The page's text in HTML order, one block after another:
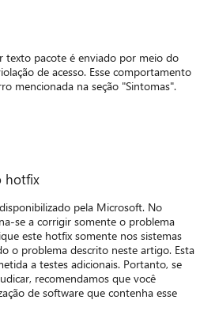
texto pacote é enviado por meio do
de acesso. Esse comportamento
mencionada na seção "Sintomas".
hotfix
pela Microsoft. No
se a corrigir somente o problema
este hotfix somente nos sistemas
o problema descrito neste artigo. Esta
a testes adicionais. Portanto, se
recomendamos que você
de software que contenha esse